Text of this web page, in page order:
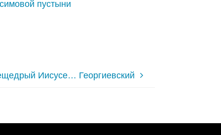
пустыни
Иисусе… Георгиевский